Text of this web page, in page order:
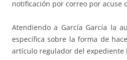
notificación por correo por acuse
Atendiendo a García García la
específica sobre la forma de
artículo regulador del